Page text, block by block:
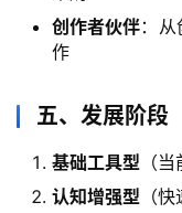
创作者伙伴：
作
五、发展阶段
基础工具型 （
认知增强型 （